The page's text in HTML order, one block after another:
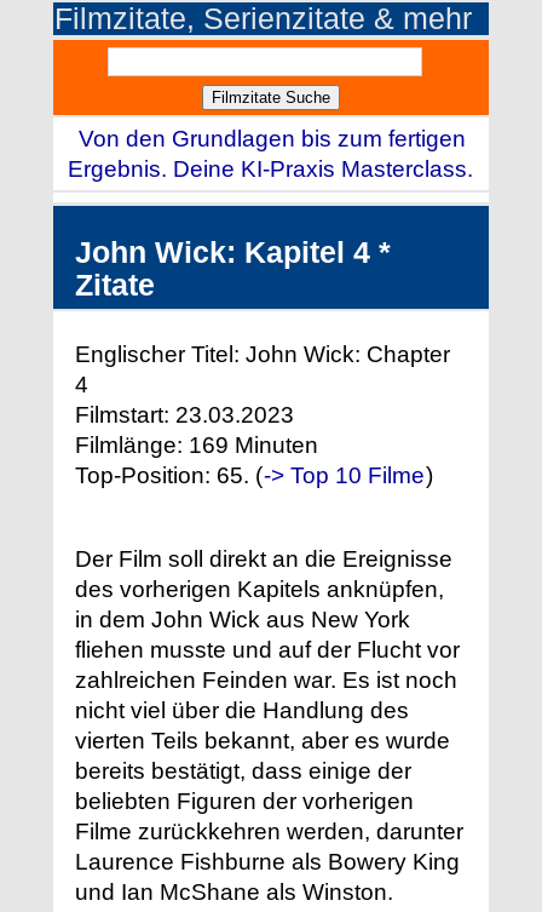
Filmzitate, Serienzitate & mehr
Von den Grundlagen bis zum fertigen
Ergebnis. Deine KI-Praxis Masterclass.
John Wick: Kapitel 4 *
Zitate
Englischer Titel: John Wick: Chapter
4
Filmstart: 23.03.2023
Filmlänge: 169 Minuten
Top-Position: 65. (-> Top 10 Filme)
Der Film soll direkt an die Ereignisse
des vorherigen Kapitels anknüpfen,
in dem John Wick aus New York
fliehen musste und auf der Flucht vor
zahlreichen Feinden war. Es ist noch
nicht viel über die Handlung des
vierten Teils bekannt, aber es wurde
bereits bestätigt, dass einige der
beliebten Figuren der vorherigen
Filme zurückkehren werden, darunter
Laurence Fishburne als Bowery King
und Ian McShane als Winston.